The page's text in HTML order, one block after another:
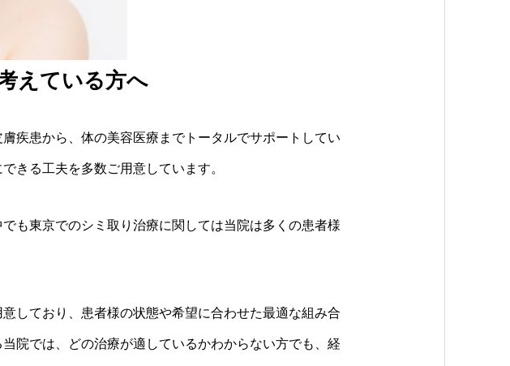
えている方へ
疾患から、体の美容医療までトータルでサポートしてい
きる工夫を多数ご用意しています。
も東京でのシミ取り治療に関しては当院は多くの患者様
しており、患者様の状態や希望に合わせた最適な組み合
院では、どの治療が適しているかわからない方でも、経